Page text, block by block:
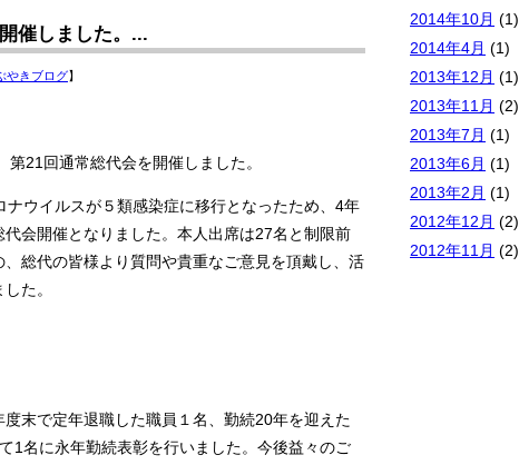
催しました。...
やきブログ】
第21回通常総代会を開催しました。
ナウイルスが５類感染症に移行となったため、4年
会開催となりました。本人出席は27名と制限前
、総代の皆様より質問や貴重なご意見を頂戴し、活
た。
末で定年退職した職員１名、勤続20年を迎えた
1名に永年勤続表彰を行いました。今後益々のご
2014年10月 (1)
2014年4月 (1)
2013年12月 (1)
2013年11月 (2)
2013年7月 (1)
2013年6月 (1)
2013年2月 (1)
2012年12月 (2)
2012年11月 (2)